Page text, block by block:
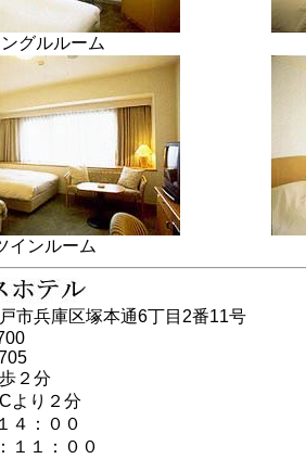
グルルーム
インルーム
市兵庫区塚本通6丁目2番11号
２分
より２分
１４：００
１１：００